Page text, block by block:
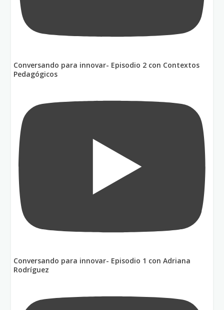
Conversando para innovar- Episodio 2 con Contextos
Pedagógicos
Conversando para innovar- Episodio 1 con Adriana
Rodríguez